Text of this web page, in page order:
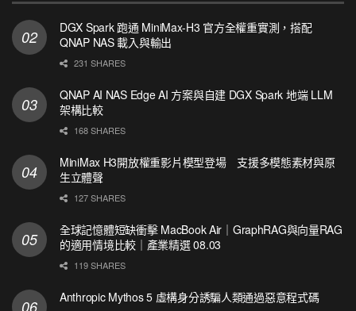
DGX Spark 跑通 MiniMax-H3 官方全權重實測，搭配
QNAP NAS 載入與輸出
231 SHARES
QNAP AI NAS Edge AI 方案與自建 DGX Spark 地端 LLM
架構比較
168 SHARES
MiniMax H3開放權重影片模型登場 支援多模態素材與原
生立體聲
127 SHARES
全球記憶體短缺衝擊 MacBook Air｜GraphRAG與向量RAG
的適用情境比較｜產業精選 08.03
119 SHARES
Anthropic Mythos 5 虛構身分誘騙人類通過惡意程式碼